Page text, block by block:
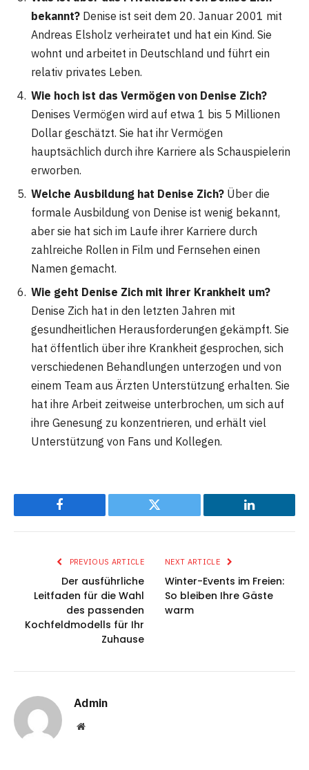
bekannt? Denise ist seit dem 20. Januar 2001 mit
Andreas Elsholz verheiratet und hat ein Kind. Sie
wohnt und arbeitet in Deutschland und führt ein
relativ privates Leben​.
Wie hoch ist das Vermögen von Denise Zich?
Denises Vermögen wird auf etwa 1 bis 5 Millionen
Dollar geschätzt. Sie hat ihr Vermögen
hauptsächlich durch ihre Karriere als Schauspielerin
erworben​​.
Welche Ausbildung hat Denise Zich? Über die
formale Ausbildung von Denise ist wenig bekannt,
aber sie hat sich im Laufe ihrer Karriere durch
zahlreiche Rollen in Film und Fernsehen einen
Namen gemacht.
Wie geht Denise Zich mit ihrer Krankheit um?
Denise Zich hat in den letzten Jahren mit
gesundheitlichen Herausforderungen gekämpft. Sie
hat öffentlich über ihre Krankheit gesprochen, sich
verschiedenen Behandlungen unterzogen und von
einem Team aus Ärzten Unterstützung erhalten. Sie
hat ihre Arbeit zeitweise unterbrochen, um sich auf
ihre Genesung zu konzentrieren, und erhält viel
Unterstützung von Fans und Kollegen​.
Facebook Twitter LinkedIn
PREVIOUS ARTICLE
Der ausführliche
Leitfaden für die Wahl
des passenden
Kochfeldmodells für Ihr
Zuhause
NEXT ARTICLE
Winter-Events im Freien:
So bleiben Ihre Gäste
warm
Admin
Website